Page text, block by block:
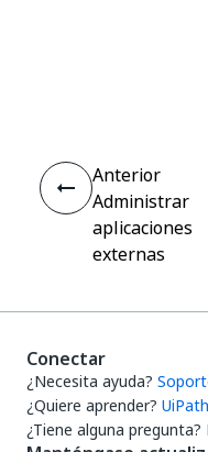
Anterior
Administrar
aplicaciones
externas
Conectar
¿Necesita ayuda?
¿Quiere aprender?
¿Tiene alguna pregunta?